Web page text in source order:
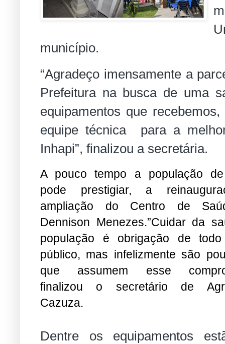
município.
“Agradeço imensamente a
Prefeitura na busca de uma
equipamentos que
equipe técnica para a
Inhapi”, finalizou a secretária.
A pouco tempo a população
pode prestigiar, a
ampliação do Centro de
Dennison Menezes.”Cuidar da
população é obrigação de
público, mas infelizmente são
que assumem esse
finalizou o secretário de
Cazuza.
Dentre os equipamentos